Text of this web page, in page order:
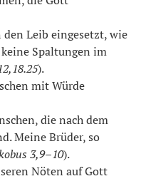
Leib eingesetzt, wie
Spaltungen im
).
mit Würde
die nach dem
Meine Brüder, so
3,9–10).
Nöten auf Gott